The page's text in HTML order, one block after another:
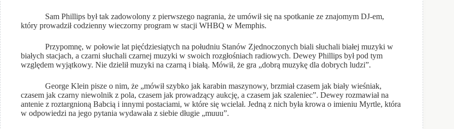
Sam Phillips był tak zadowolony z pierwszego nagrania, że umówił się na spotkanie ze znajomym DJ-em,
który prowadził codzienny wieczorny program w stacji WHBQ w Memphis.
Przypomnę, w połowie lat pięćdziesiątych na południu Stanów Zjednoczonych biali słuchali białej muzyki w
białych stacjach, a czarni słuchali czarnej muzyki w swoich rozgłośniach radiowych. Dewey Phillips był pod tym
względem wyjątkowy. Nie dzielił muzyki na czarną i białą. Mówił, że gra „dobrą muzykę dla dobrych ludzi”.
George Klein pisze o nim, że „mówił szybko jak karabin maszynowy, brzmiał czasem jak biały wieśniak,
czasem jak czarny niewolnik z pola, czasem jak prowadzący aukcję, a czasem jak szaleniec”. Dewey rozmawiał na
antenie z roztargnioną Babcią i innymi postaciami, w które się wcielał. Jedną z nich była krowa o imieniu Myrtle, która
w odpowiedzi na jego pytania wydawała z siebie długie „muuu”.